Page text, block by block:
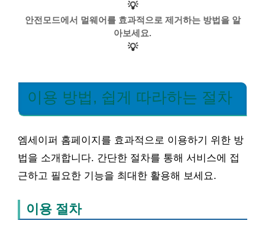
💡
안전모드에서 멀웨어를 효과적으로 제거하는 방법을 알
아보세요.
💡
이용 방법, 쉽게 따라하는 절차
엠세이퍼 홈페이지를 효과적으로 이용하기 위한 방
법을 소개합니다. 간단한 절차를 통해 서비스에 접
근하고 필요한 기능을 최대한 활용해 보세요.
이용 절차